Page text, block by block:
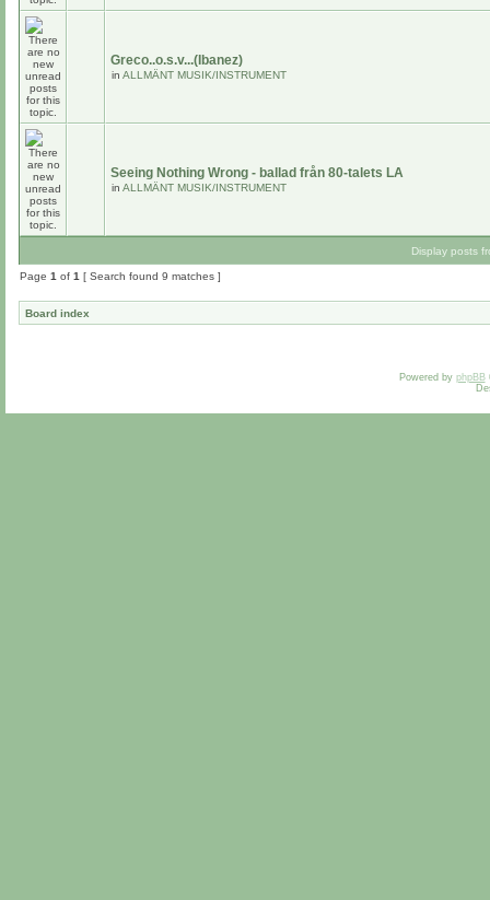
Greco..o.s.v...(Ibanez)
in ALLMÄNT MUSIK/INSTRUMENT
Seeing Nothing Wrong - ballad från 80-talets LA
in ALLMÄNT MUSIK/INSTRUMENT
Display posts
Page 1 of 1 [ Search found 9 matches ]
Board index
Powered by phpBB